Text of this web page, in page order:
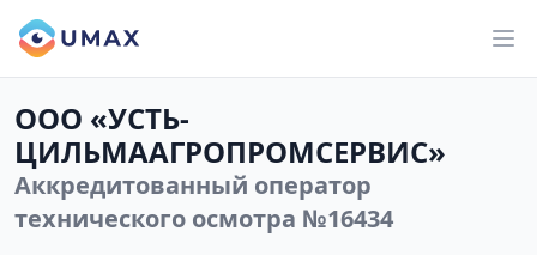
ООО «УСТЬ-
ЦИЛЬМААГРОПРОМСЕРВИС»
Аккредитованный оператор
технического осмотра №16434